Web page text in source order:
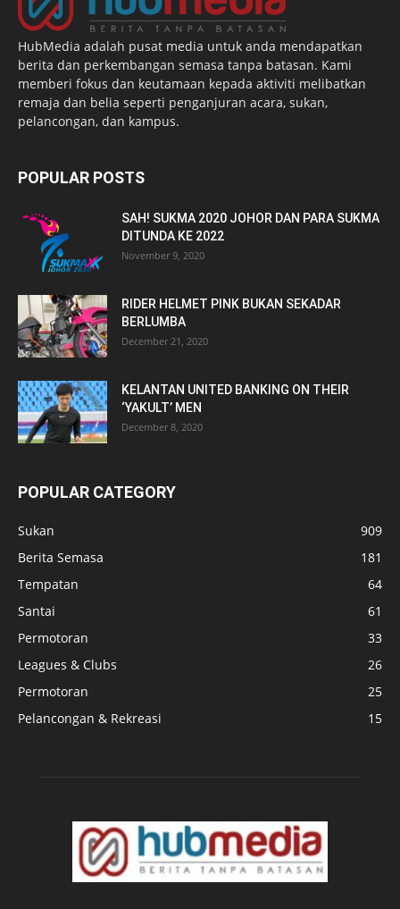
HubMedia adalah pusat media untuk anda mendapatkan
berita dan perkembangan semasa tanpa batasan. Kami
memberi fokus dan keutamaan kepada aktiviti melibatkan
remaja dan belia seperti penganjuran acara, sukan,
pelancongan, dan kampus.
POPULAR POSTS
SAH! SUKMA 2020 JOHOR DAN PARA SUKMA
DITUNDA KE 2022
November 9, 2020
RIDER HELMET PINK BUKAN SEKADAR
BERLUMBA
December 21, 2020
KELANTAN UNITED BANKING ON THEIR
‘YAKULT’ MEN
December 8, 2020
POPULAR CATEGORY
Sukan
909
Berita Semasa
181
Tempatan
64
Santai
61
Permotoran
33
Leagues & Clubs
26
Permotoran
25
Pelancongan & Rekreasi
15